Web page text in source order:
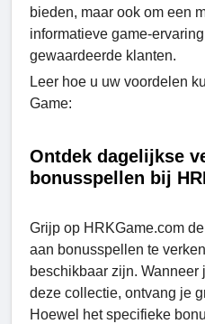
bieden, maar ook om een
informatieve game-
gewaardeerde klanten.
Leer hoe u uw voordelen
Game:
Ontdek dagelijkse
bonusspellen bij
Grijp op HRKGamе.com
aan bonusspellen te
beschikbaar zijn.
deze collectie, ontvang je
Hoewel het specifieke